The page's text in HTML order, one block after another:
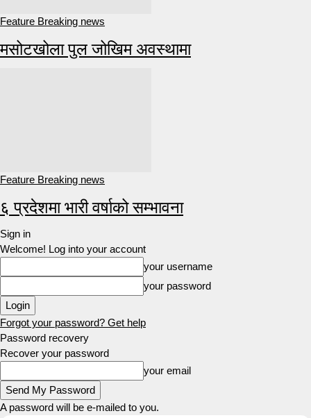
Feature Breaking news
मसोटखोला पुल जोखिम अवस्थामा
Feature Breaking news
६ प्रदेशमा भारी वर्षाको सम्भावना
Sign in
Welcome! Log into your account
your username
your password
Forgot your password? Get help
Password recovery
Recover your password
your email
A password will be e-mailed to you.